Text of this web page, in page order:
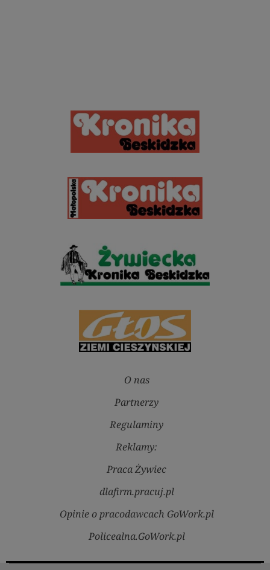
O nas
Partnerzy
Regulaminy
Reklamy:
Praca Żywiec
dlafirm.pracuj.pl
Opinie o pracodawcach GoWork.pl
Policealna.GoWork.pl